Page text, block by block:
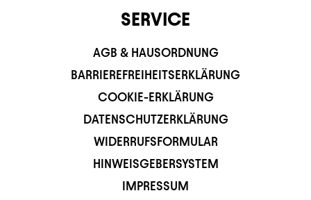
SERVICE
AGB & HAUSORDNUNG
BARRIEREFREIHEITSERKLÄRUNG
COOKIE-ERKLÄRUNG
DATENSCHUTZERKLÄRUNG
WIDERRUFSFORMULAR
HINWEISGEBERSYSTEM
IMPRESSUM